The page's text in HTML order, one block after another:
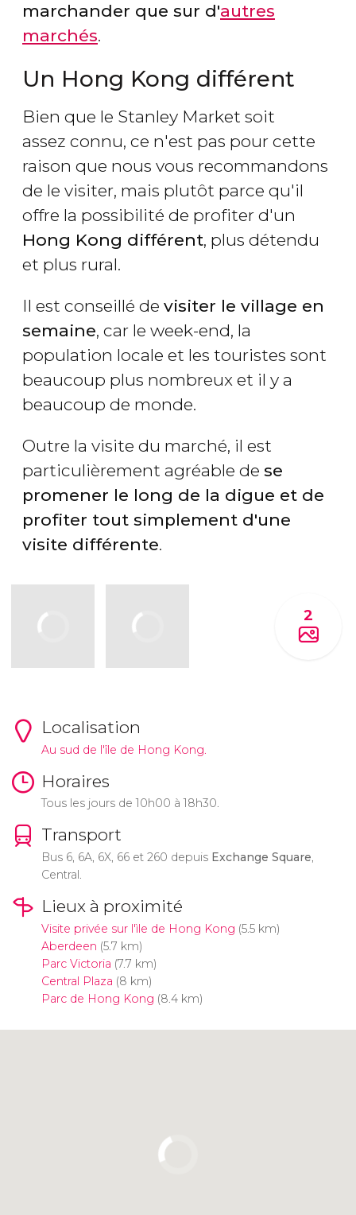
marchander que sur d'autres
marchés.
Un Hong Kong différent
Bien que le Stanley Market soit
assez connu, ce n'est pas pour cette
raison que nous vous recommandons
de le visiter, mais plutôt parce qu'il
offre la possibilité de profiter d'un
Hong Kong différent, plus détendu
et plus rural.
Il est conseillé de visiter le village en
semaine, car le week-end, la
population locale et les touristes sont
beaucoup plus nombreux et il y a
beaucoup de monde.
Outre la visite du marché, il est
particulièrement agréable de se
promener le long de la digue et de
profiter tout simplement d'une
visite différente.
2
Localisation
Au sud de l'île de Hong Kong.
Horaires
Tous les jours de 10h00 à 18h30.
Transport
Bus 6, 6A, 6X, 66 et 260 depuis Exchange Square,
Central.
Lieux à proximité
Visite privée sur l'ìle de Hong Kong (5.5 km)
Aberdeen (5.7 km)
Parc Victoria (7.7 km)
Central Plaza (8 km)
Parc de Hong Kong (8.4 km)